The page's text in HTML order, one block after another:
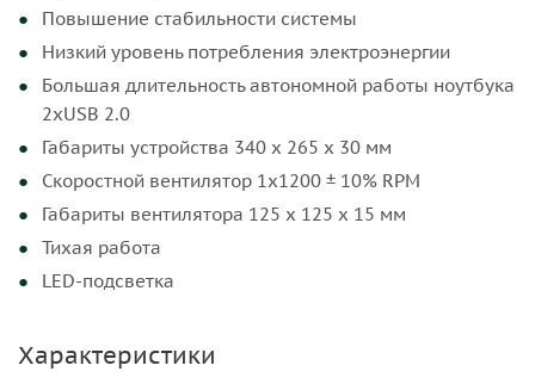
Повышение стабильности системы
Низкий уровень потребления электроэнергии
Большая длительность автономной работы ноутбука
2xUSB 2.0
Габариты устройства 340 х 265 х 30 мм
Скоростной вентилятор 1x1200 ± 10% RPM
Габариты вентилятора 125 х 125 х 15 мм
Тихая работа
LED-подсветка
Характеристики